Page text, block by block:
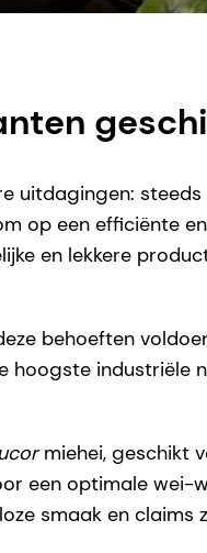
op een efficiënte
en lekkere
behoeften
industriële
miehei, geschikt
een optimale wei-
smaak en claims